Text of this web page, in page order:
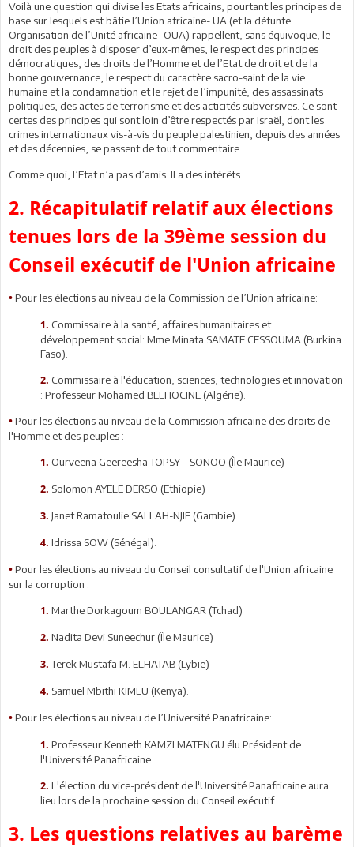
Voilà une question qui divise les Etats africains, pourtant les principes de
base sur lesquels est bâtie l’Union africaine- UA (et la défunte
Organisation de l’Unité africaine- OUA) rappellent, sans équivoque, le
droit des peuples à disposer d’eux-mêmes, le respect des principes
démocratiques, des droits de l’Homme et de l’Etat de droit et de la
bonne gouvernance, le respect du caractère sacro-saint de la vie
humaine et la condamnation et le rejet de l’impunité, des assassinats
politiques, des actes de terrorisme et des acticités subversives. Ce sont
certes des principes qui sont loin d’être respectés par Israël, dont les
crimes internationaux vis-à-vis du peuple palestinien, depuis des années
et des décennies, se passent de tout commentaire.
Comme quoi, l’Etat n’a pas d’amis. Il a des intérêts.
2. Récapitulatif relatif aux élections
tenues lors de la 39ème session du
Conseil exécutif de l'Union africaine
• Pour les élections au niveau de la Commission de l’Union africaine:
1. Commissaire à la santé, affaires humanitaires et
développement social: Mme Minata SAMATE CESSOUMA (Burkina
Faso).
2. Commissaire à l'éducation, sciences, technologies et innovation
: Professeur Mohamed BELHOCINE (Algérie).
• Pour les élections au niveau de la Commission africaine des droits de
l'Homme et des peuples :
1. Ourveena Geereesha TOPSY – SONOO (Île Maurice)
2. Solomon AYELE DERSO (Ethiopie)
3. Janet Ramatoulie SALLAH-NJIE (Gambie)
4. Idrissa SOW (Sénégal).
• Pour les élections au niveau du Conseil consultatif de l'Union africaine
sur la corruption :
1. Marthe Dorkagoum BOULANGAR (Tchad)
2. Nadita Devi Suneechur (Île Maurice)
3. Terek Mustafa M. ELHATAB (Lybie)
4. Samuel Mbithi KIMEU (Kenya).
• Pour les élections au niveau de l’Université Panafricaine:
1. Professeur Kenneth KAMZI MATENGU élu Président de
l'Université Panafricaine.
2. L'élection du vice-président de l'Université Panafricaine aura
lieu lors de la prochaine session du Conseil exécutif.
3. Les questions relatives au barème